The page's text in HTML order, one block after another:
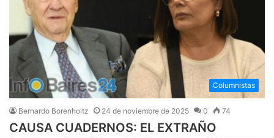
Columnistas
Bernardo Borenholtz 24 de noviembre de 2025 0 74
CAUSA CUADERNOS: EL EXTRAÑO